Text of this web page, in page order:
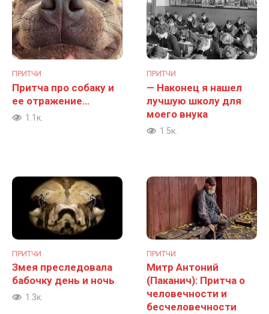
ПРИТЧИ
Притча про собаку и
ее отражение…
1.1к.
ПРИТЧИ
— Наконец я нашел
лучшую школу для
моего внука
1.5к.
ПРИТЧИ
Змея преследовала
бабочку день и ночь
1.3к.
ПРИТЧИ
Митр Антоний
(Паканич): Притча о
человечности и
бесчеловечности